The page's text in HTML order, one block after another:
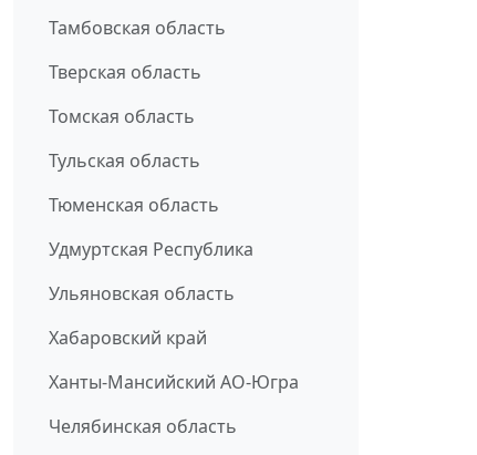
Тамбовская область
Тверская область
Томская область
Тульская область
Тюменская область
Удмуртская Республика
Ульяновская область
Хабаровский край
Ханты-Мансийский АО-Югра
Челябинская область